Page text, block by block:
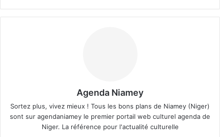
Agenda Niamey
Sortez plus, vivez mieux ! Tous les bons plans de Niamey (Niger)
sont sur agendaniamey le premier portail web culturel agenda de
Niger. La référence pour l'actualité culturelle